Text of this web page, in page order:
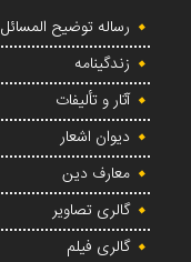
رساله توضیح المسائل
زندگینامه
آثار و تألیفات
دیوان اشعار
معارف دین
گالری تصاویر
گالری فیلم